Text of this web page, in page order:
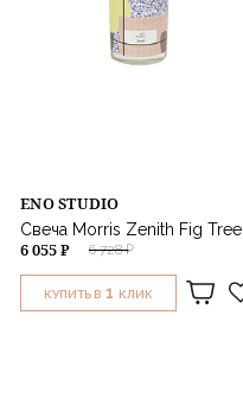
ENO STUDIO
Свеча Morris Zenith Fig Tree
6 728 ₽
6 055 ₽
КУПИТЬ В 1 КЛИК